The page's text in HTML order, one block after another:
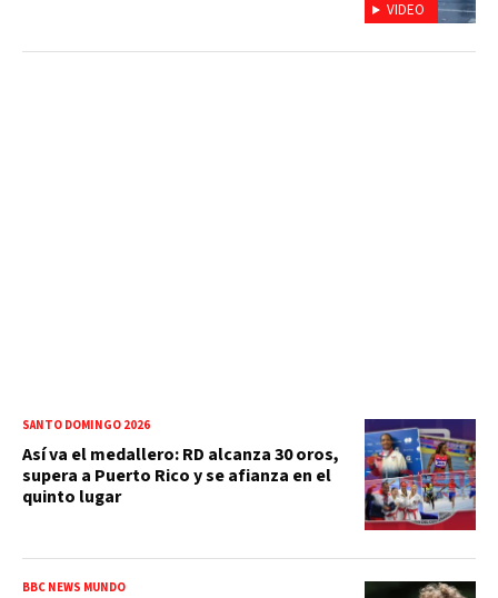
VIDEO
SANTO DOMINGO 2026
Así va el medallero: RD alcanza 30 oros,
supera a Puerto Rico y se afianza en el
quinto lugar
BBC NEWS MUNDO